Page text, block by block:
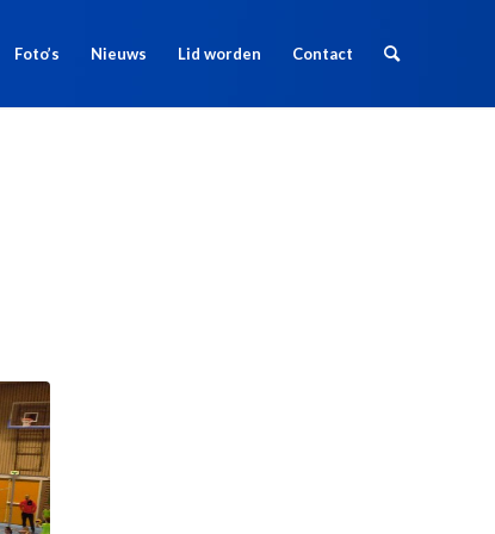
Foto’s Nieuws Lid worden Contact